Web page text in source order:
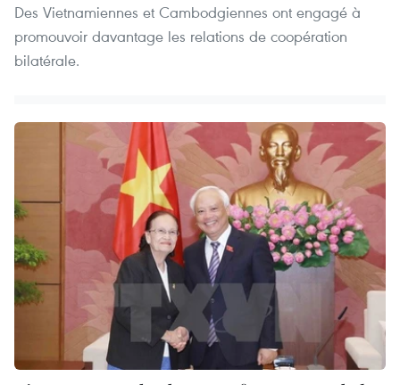
Des Vietnamiennes et Cambodgiennes ont engagé à
promouvoir davantage les relations de coopération
bilatérale.